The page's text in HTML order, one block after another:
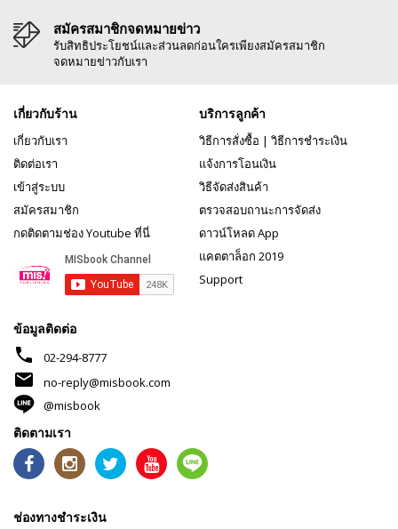
สมัครสมาชิกจดหมายข่าว
รับสิทธิประโยชน์และส่วนลดก่อนใครเพียงสมัครสมาชิก
จดหมายข่าวกับเรา
เกี่ยวกับร้าน
เกี่ยวกับเรา
ติดต่อเรา
เข้าสู่ระบบ
สมัครสมาชิก
กดติดตามช่อง Youtube ที่นี่
บริการลูกค้า
วิธีการสั่งซื้อ | วิธีการชำระเงิน
แจ้งการโอนเงิน
วิธีจัดส่งสินค้า
ตรวจสอบถานะการจัดส่ง
ดาวน์โหลด App
แคตตาล็อก 2019
Support
ข้อมูลติดต่อ
phone 02-294-8777
mail
no-reply@misbook.com
@misbook
ติดตามเรา
ช่องทางชำระเงิน